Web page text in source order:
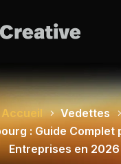
Accueil
Vedettes
: Guide Complet
Entreprises en 2026